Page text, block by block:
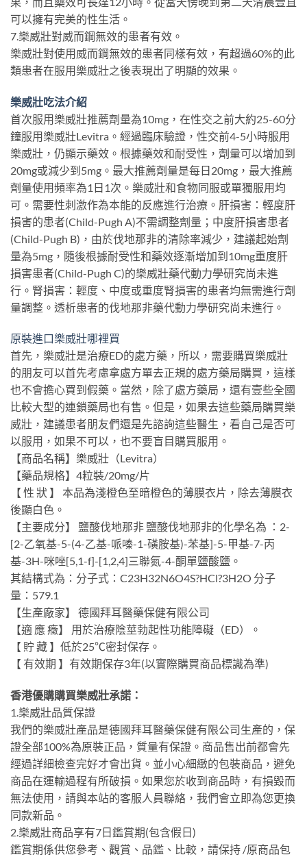
可以擁有完美的性生活。
7.樂威壯對威而鋼無效的患者有效。
樂威壯對使用威而鋼無效的患者同樣有效，有超過60%的此
類患者在服用樂威壯之後表現出了明顯的效果。
樂威壯吃法介紹
首次服用樂威壯推薦劑量為10mg，在性交之前大約25-60分
鐘服用樂威壯Levitra。經過臨床驗證，性交前4-5小時服用
樂威壯，仍顯示藥效。根據藥效和耐受性，劑量可以增加到
20mg或減少到5mg。最大推薦劑量是每日20mg，最大推薦
劑量使用頻率為1日1次。樂威壯和食物同服或單獨服用均
可。需要性刺激作為本能的反應進行治療。肝損害：輕度肝
損害的患者(Child-Pugh A)不需調整劑量；中度肝損害患者
(Child-Pugh B)，由於伐地那非的清除率減少，建議起始劑
量為5mg，隨後根據耐受性和藥效逐漸增加到10mg重度肝
損害患者(Child-Pugh C)的樂威壯藥代動力學研究尚未進
行。腎損害：輕度、中度或重度腎損害的患者均無需進行劑
量調整。透析患者的伐地那非藥代動力學研究尚未進行。
原裝進口樂威壯哪裡買
首先，樂威壯是治療ED的處方藥，所以，需要購買樂威壯
的朋友可以首先考慮拿處方單去正規的處方藥局購買，這樣
也不會擔心買到假藥。當然，除了處方藥局，還有壹些全國
比較大型的連鎖藥局也有售。但是，如果去這些藥局購買樂
威壯，建議患者朋友們還是先諮詢這些醫生，看自己是否可
以服用，如果不可以，也不要盲目購買服用。
【商品名稱】樂威壯（Levitra）
【藥品規格】4粒裝/20mg/片
【 性 狀 】 本品為淺橙色至暗橙色的薄膜衣片，除去薄膜衣
後顯白色。
【主要成分】 鹽酸伐地那非 鹽酸伐地那非的化學名為 ：2-
[2-乙氧基-5-(4-乙基-哌嗪-1-磺胺基)-苯基]-5-甲基-7-丙
基-3H-咪唑[5,1-f]-[1,2,4]三聯氮-4-酮單鹽酸鹽。
其結構式為：分子式：C23H32N6O4S?HCl?3H2O 分子
量：579.1
【生產廠家】 德國拜耳醫藥保健有限公司
【適 應 癥】 用於治療陰莖勃起性功能障礙（ED）。
【 貯 藏 】低於25℃密封保存。
【 有效期 】有效期保存3年(以實際購買商品標識為準)
香港優購購買樂威壯承諾：
1.樂威壯品質保證
我們的樂威壯產品是德國拜耳醫藥保健有限公司生產的，保
證全部100%為原裝正品，質量有保證。商品售出前都會先
經過詳細檢查完好才會出貨。並小心細緻的包裝商品，避免
商品在運輸過程有所破損。如果您於收到商品時，有損毀而
無法使用，請與本站的客服人員聯絡，我們會立即為您更換
同款新品。
2.樂威壯商品享有7日鑑賞期(包含假日)
鑑賞期係供您參考、觀賞、品鑑、比較，請保持 /原商品包